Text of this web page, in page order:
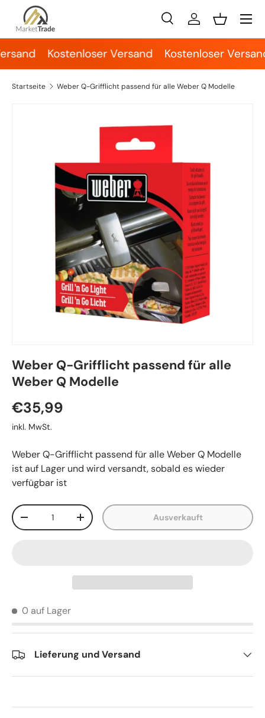
Direkt zum Inhalt
Suchen
SucheEinloggen
Menü
Kostenloser Versand Kostenloser
Startseite Weber Q-Grifflicht passend für alle Weber Q Modelle
Weber Q-Grifflicht passend für alle
Weber Q Modelle
€35,99
inkl. MwSt.
Weber Q-Grifflicht passend für alle Weber Q Modelle
ist auf Lager und wird versandt, sobald es wieder
verfügbar ist
Anzahl
-
+ Ausverkauft
0 auf Lager
Lieferung und Versand